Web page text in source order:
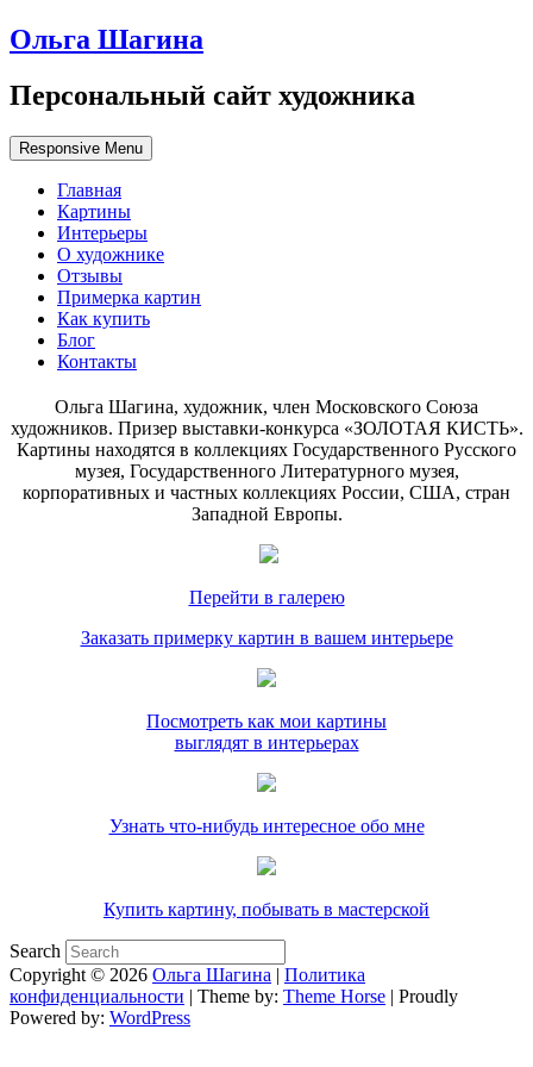
Ольга Шагина
Персональный сайт художника
Responsive Menu
Главная
Картины
Интерьеры
О художнике
Отзывы
Примерка картин
Как купить
Блог
Контакты
Ольга Шагина, художник, член Московского Союза
художников. Призер выставки-конкурса «ЗОЛОТАЯ КИСТЬ».
Картины находятся в коллекциях Государственного Русского
музея, Государственного Литературного музея,
корпоративных и частных коллекциях России, США, стран
Западной Европы.
Перейти в галерею
Заказать примерку картин в вашем интерьере
Посмотреть как мои картины
выглядят в интерьерах
Узнать что-нибудь интересное обо мне
Купить картину, побывать в мастерской
Search
Copyright © 2026 Ольга Шагина | Политика
конфиденциальности | Theme by: Theme Horse | Proudly
Powered by: WordPress